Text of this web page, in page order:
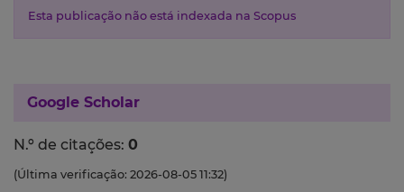
Esta publicação não está indexada na Scopus
Google Scholar
N.º de citações: 0
(Última verificação: 2026-08-05 11:32)